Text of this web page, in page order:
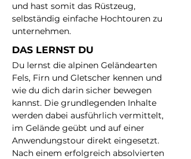
und hast somit das Rüstzeug,
selbständig einfache Hochtouren zu
unternehmen.
DAS LERNST DU
Du lernst die alpinen Geländearten
Fels, Firn und Gletscher kennen und
wie du dich darin sicher bewegen
kannst. Die grundlegenden Inhalte
werden dabei ausführlich vermittelt,
im Gelände geübt und auf einer
Anwendungstour direkt eingesetzt.
Nach einem erfolgreich absolvierten